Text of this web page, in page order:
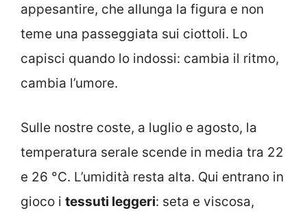
appesantire, che allunga la figura e non
teme una passeggiata sui ciottoli. Lo
capisci quando lo indossi: cambia il ritmo,
cambia l’umore.
Sulle nostre coste, a luglio e agosto, la
temperatura serale scende in media tra 22
e 26 °C. L’umidità resta alta. Qui entrano in
gioco i tessuti leggeri: seta e viscosa,